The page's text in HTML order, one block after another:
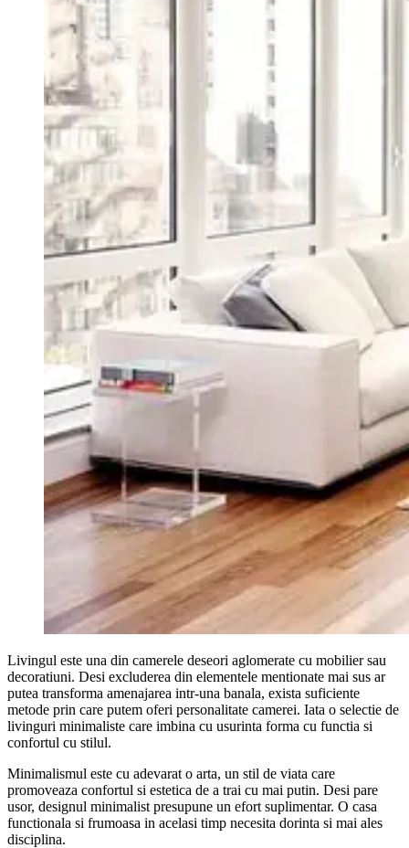
Livingul este una din camerele deseori aglomerate cu mobilier sau
decoratiuni. Desi excluderea din elementele mentionate mai sus ar
putea transforma amenajarea intr-una banala, exista suficiente
metode prin care putem oferi personalitate camerei. Iata o selectie de
livinguri minimaliste care imbina cu usurinta forma cu functia si
confortul cu stilul.
Minimalismul este cu adevarat o arta, un stil de viata care
promoveaza confortul si estetica de a trai cu mai putin. Desi pare
usor, designul minimalist presupune un efort suplimentar. O casa
functionala si frumoasa in acelasi timp necesita dorinta si mai ales
disciplina.